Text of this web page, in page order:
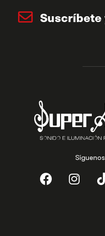
Suscríbete
Síguenos